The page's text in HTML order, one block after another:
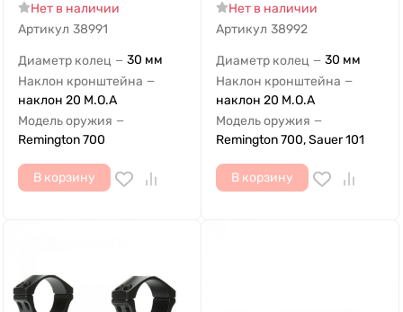
Нет в наличии
Артикул 38991
Диаметр колец — 30 мм
Наклон кронштейна —
наклон 20 M.O.A
Модель оружия —
Remington 700
В корзину
Нет в наличии
Артикул 38992
Диаметр колец — 30 мм
Наклон кронштейна —
наклон 20 M.O.A
Модель оружия —
Remington 700, Sauer 101
В корзину